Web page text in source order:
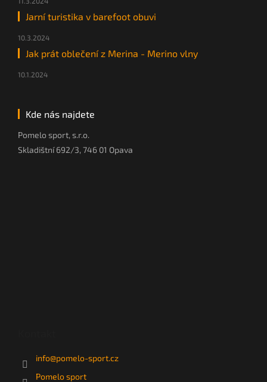
Jarní turistika v barefoot obuvi
10.3.2024
Jak prát oblečení z Merina - Merino vlny
10.1.2024
Kde nás najdete
Pomelo sport, s.r.o.
Skladištní 692/3, 746 01 Opava
info@pomelo-sport.cz
Pomelo sport